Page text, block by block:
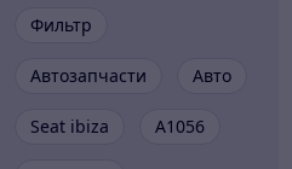
Фильтр
Автозапчасти Авто
Seat ibiza A1056